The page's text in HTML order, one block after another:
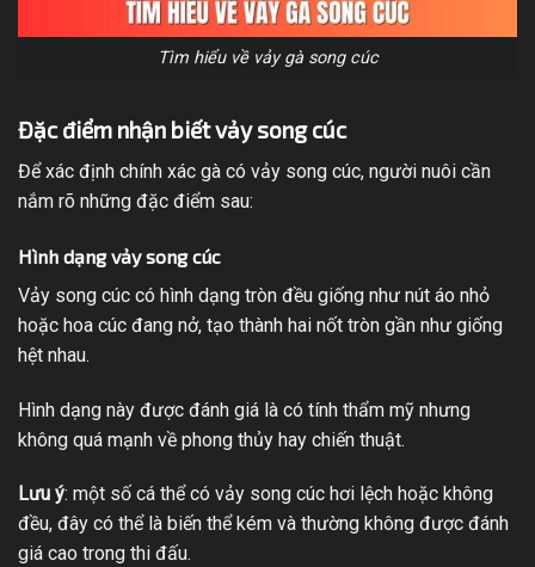
Tìm hiểu về vảy gà song cúc
Đặc điểm nhận biết vảy song cúc
Để xác định chính xác gà có vảy song cúc, người nuôi cần
nắm rõ những đặc điểm sau:
Hình dạng vảy song cúc
Vảy song cúc có hình dạng tròn đều giống như nút áo nhỏ
hoặc hoa cúc đang nở, tạo thành hai nốt tròn gần như giống
hệt nhau.
Hình dạng này được đánh giá là có tính thẩm mỹ nhưng
không quá mạnh về phong thủy hay chiến thuật.
Lưu ý: một số cá thể có vảy song cúc hơi lệch hoặc không
đều, đây có thể là biến thể kém và thường không được đánh
giá cao trong thi đấu.